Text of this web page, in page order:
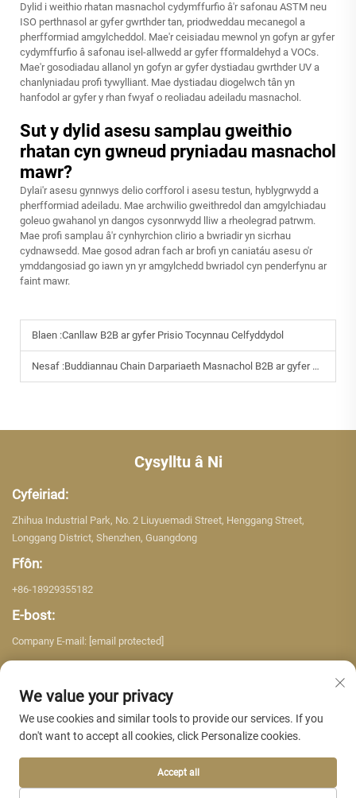
Dylid i weithio rhatan masnachol cydymffurfio â'r safonau ASTM neu
ISO perthnasol ar gyfer gwrthder tan, priodweddau mecanegol a
pherfformiad amgylcheddol. Mae'r ceisiadau mewnol yn gofyn ar gyfer
cydymffurfio â safonau isel-allwedd ar gyfer fformaldehyd a VOCs.
Mae'r gosodiadau allanol yn gofyn ar gyfer dystiadau gwrthder UV a
chanlyniadau profi tywylliant. Mae dystiadau diogelwch tân yn
hanfodol ar gyfer y rhan fwyaf o reoliadau adeiladu masnachol.
Sut y dylid asesu samplau gweithio
rhatan cyn gwneud pryniadau masnachol
mawr?
Dylai'r asesu gynnwys delio corfforol i asesu testun, hyblygrwydd a
pherfformiad adeiladu. Mae archwilio gweithredol dan amgylchiadau
goleuo gwahanol yn dangos cysonrwydd lliw a rheolegrad patrwm.
Mae profi samplau â'r cynhyrchion clirio a bwriadir yn sicrhau
cydnawsedd. Mae gosod adran fach ar brofi yn caniatáu asesu o'r
ymddangosiad go iawn yn yr amgylchedd bwriadol cyn penderfynu ar
faint mawr.
Blaen :Canllaw B2B ar gyfer Prisio Tocynnau Celfyddydol
Nesaf :Buddiannau Chain Darpariaeth Masnachol B2B ar gyfer Gweithio Rhedeg Rhagorol o Rattan
Cysylltu â Ni
Cyfeiriad:
Zhihua Industrial Park, No. 2 Liuyuemadi Street, Henggang Street,
Longgang District, Shenzhen, Guangdong
Ffôn:
+86-18929355182
E-bost:
Company E-mail: [email protected]
hawl. -
We value your privacy
We use cookies and similar tools to provide our services. If you
don't want to accept all cookies, click Personalize cookies.
Accept all